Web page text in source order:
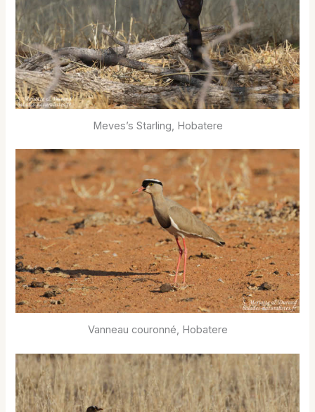
Meves’s Starling, Hobatere
Vanneau couronné, Hobatere